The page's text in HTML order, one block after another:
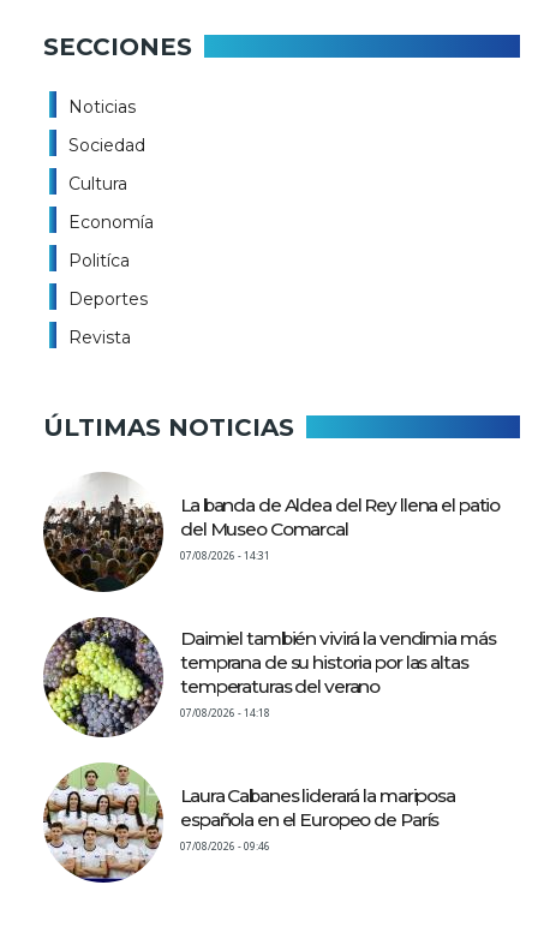
SECCIONES
Noticias
Sociedad
Cultura
Economía
Politíca
Deportes
Revista
ÚLTIMAS NOTICIAS
La banda de Aldea del Rey llena el patio
del Museo Comarcal
07/08/2026 - 14:31
Daimiel también vivirá la vendimia más
temprana de su historia por las altas
temperaturas del verano
07/08/2026 - 14:18
Laura Cabanes liderará la mariposa
española en el Europeo de París
07/08/2026 - 09:46